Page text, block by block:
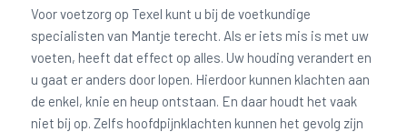
Voor voetzorg op Texel kunt u bij de voetkundige
specialisten van Mantje terecht. Als er iets mis is met uw
voeten, heeft dat effect op alles. Uw houding verandert en
u gaat er anders door lopen. Hierdoor kunnen klachten aan
de enkel, knie en heup ontstaan. En daar houdt het vaak
niet bij op. Zelfs hoofdpijnklachten kunnen het gevolg zijn